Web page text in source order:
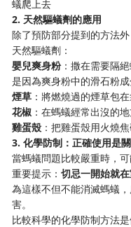
蟻爬上去
2. 天然驅蟻劑的應用
除了預防部分提到的方法
天然驅蟻劑：
嬰兒爽身粉：撒在需要隔
是因為爽身粉中的滑石粉
煙草 ：將燃燒過的煙草包
花椒 ：在螞蟻經常出沒的
雞蛋殼 ：把雞蛋殼用火燒
3. 化學防制：正確使用是
當螞蟻問題比較嚴重時，
重要提示：切忌一開始就
為這樣不但不能消滅螞蟻
害。
比較科學的化學防制方法